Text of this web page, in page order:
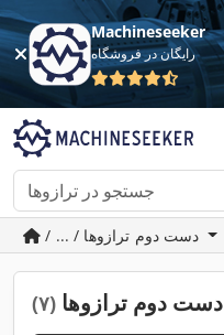
Machineseeker
رایگان در فروشگاه
دست دوم ترازوها (۷)